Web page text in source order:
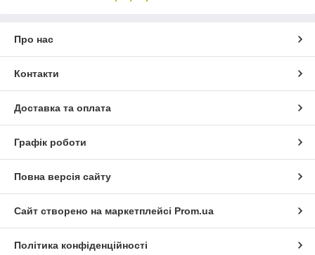
Про нас
Контакти
Доставка та оплата
Графік роботи
Повна версія сайту
Сайт створено на маркетплейсі Prom.ua
Політика конфіденційності